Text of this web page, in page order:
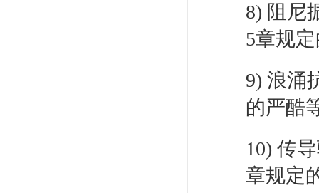
8) 阻尼
5章规
9) 浪涌
的严酷
10) 传
章规定